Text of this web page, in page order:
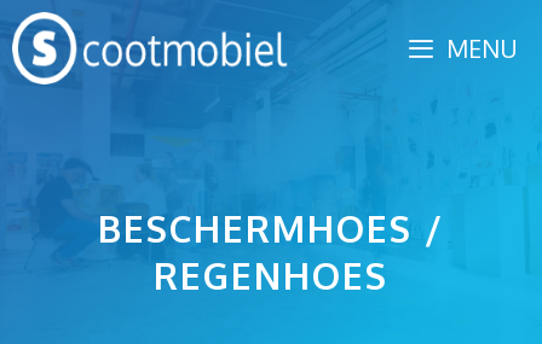
Spring
naar
inhoud
MENU
BESCHERMHOES /
REGENHOES